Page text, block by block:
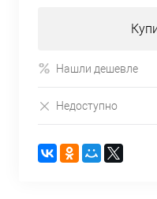
Нашли дешевле
Недоступно